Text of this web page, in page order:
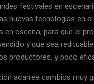
festivales en
nuevas tecnologías en
en escena, para que el
y que sea
productores, y poco
acarrea cambios muy